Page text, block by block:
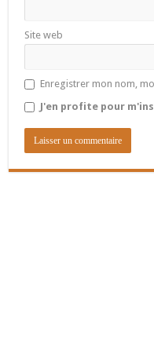
Site web
Enregistrer mon nom,
J'en profite pour